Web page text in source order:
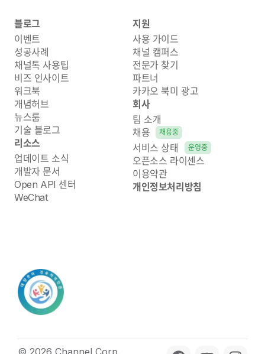
블로그
이벤트
성공사례
채널톡 사용팁
비즈 인사이트
워크북
개념허브
뉴스룸
기술 블로그
리소스
업데이트 소식
개발자 문서
Open API 센터
WeChat
지원
사용 가이드
채널 캠퍼스
전문가 찾기
파트너
카카오 북미 광고
회사
팀 소개
채용
채용중
서비스 상태 운영중
오픈소스 라이센스
이용약관
개인정보처리방침